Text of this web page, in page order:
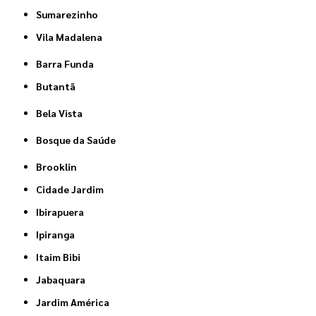
Sumarezinho
Vila Madalena
Barra Funda
Butantã
Bela Vista
Bosque da Saúde
Brooklin
Cidade Jardim
Ibirapuera
Ipiranga
Itaim Bibi
Jabaquara
Jardim América